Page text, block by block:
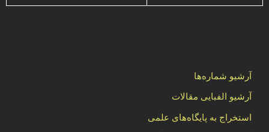
آرشیو شماره‌ها
آرشیو الفبایی مقالات
استخراج به پایگاه‌های علمی